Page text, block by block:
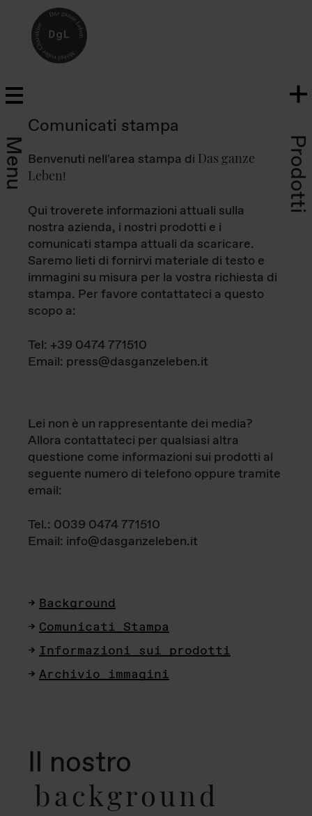
Menu Prodotti
Comunicati stampa
Benvenuti nell'area stampa di Das ganze
Leben!
Qui troverete informazioni attuali sulla
nostra azienda, i nostri prodotti e i
comunicati stampa attuali da scaricare.
Saremo lieti di fornirvi materiale di testo e
immagini su misura per la vostra richiesta di
stampa. Per favore contattateci a questo
scopo a:
Tel: +39 0474 771510
Email: press@dasganzeleben.it
Lei non è un rappresentante dei media?
Allora contattateci per qualsiasi altra
questione come informazioni sui prodotti al
seguente numero di telefono oppure tramite
email:
Tel.: 0039 0474 771510
Email: info@dasganzeleben.it
Background
Comunicati Stampa
Informazioni sui prodotti
Archivio immagini
Il nostro
background